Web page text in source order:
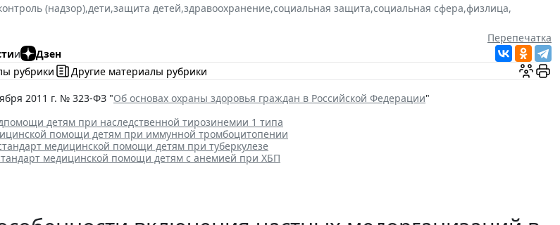
(надзор),дети,защита детей,здравоохранение,социальная защита,социальная сфера,физлица,
Перепечатка
и
Дзен
рубрики
Другие материалы рубрики
2011 г. № 323-ФЗ "Об основах охраны здоровья граждан в Российской Федерации"
детям при наследственной тирозинемии 1 типа
помощи детям при иммунной тромбоцитопении
медицинской помощи детям при туберкулезе
медицинской помощи детям с анемией при ХБП